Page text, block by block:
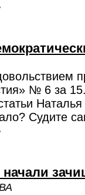
№ 6 за
Судите